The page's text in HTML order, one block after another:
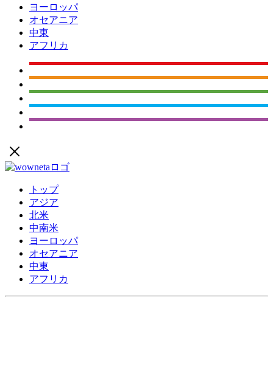
ヨーロッパ
オセアニア
中東
アフリカ
トップ
アジア
北米
中南米
ヨーロッパ
オセアニア
中東
アフリカ